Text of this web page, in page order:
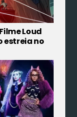
Loud
estreia no